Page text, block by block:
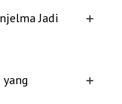
Jadi